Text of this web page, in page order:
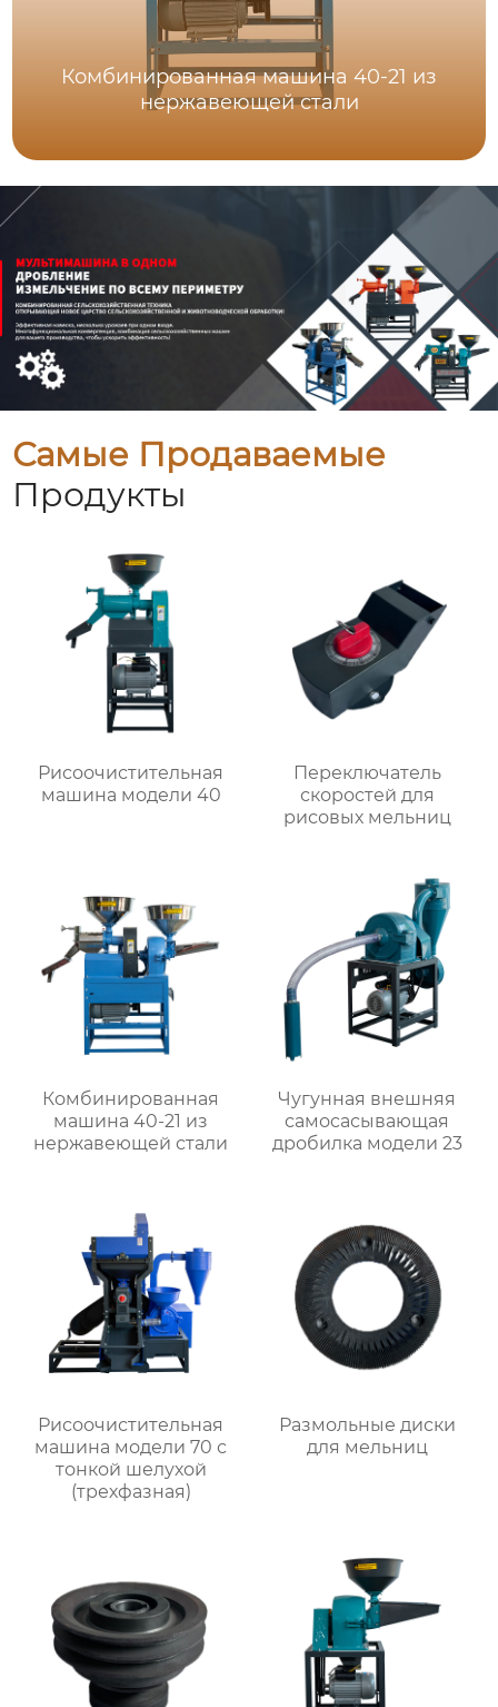
Комбинированная машина 40-21 из
нержавеющей стали
Самые Продаваемые
Продукты
Рисоочистительная
машина модели 40
Переключатель
скоростей для
рисовых мельниц
Комбинированная
машина 40-21 из
нержавеющей стали
Чугунная внешняя
самоcасывающая
дробилка модели 23
Рисоочистительная
машина модели 70 с
тонкой шелухой
(трехфазная)
Размольные диски
для мельниц